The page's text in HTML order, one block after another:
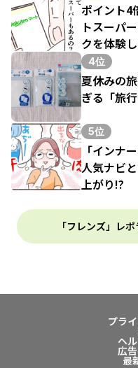
ポイント4
トスーパ
クを体験
4位
夏休みの
ぎる「旅
5位
「インナ
人気ナビ
上がり!?
「フレンズ」レ
プラ
ヘ
広
最